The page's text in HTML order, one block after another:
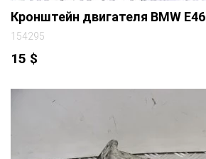
Кронштейн двигателя BMW E46
154295
15 $